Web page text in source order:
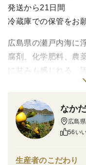
発送から21日間
冷蔵庫での保管をお
広島県の瀬戸内海に
腐剤、化学肥料、農
に甘みも感じれる、
ます。こちらの訳あ
にて発送致します。
に入れておりますが
なか
広島
56い
生産者のこだわり